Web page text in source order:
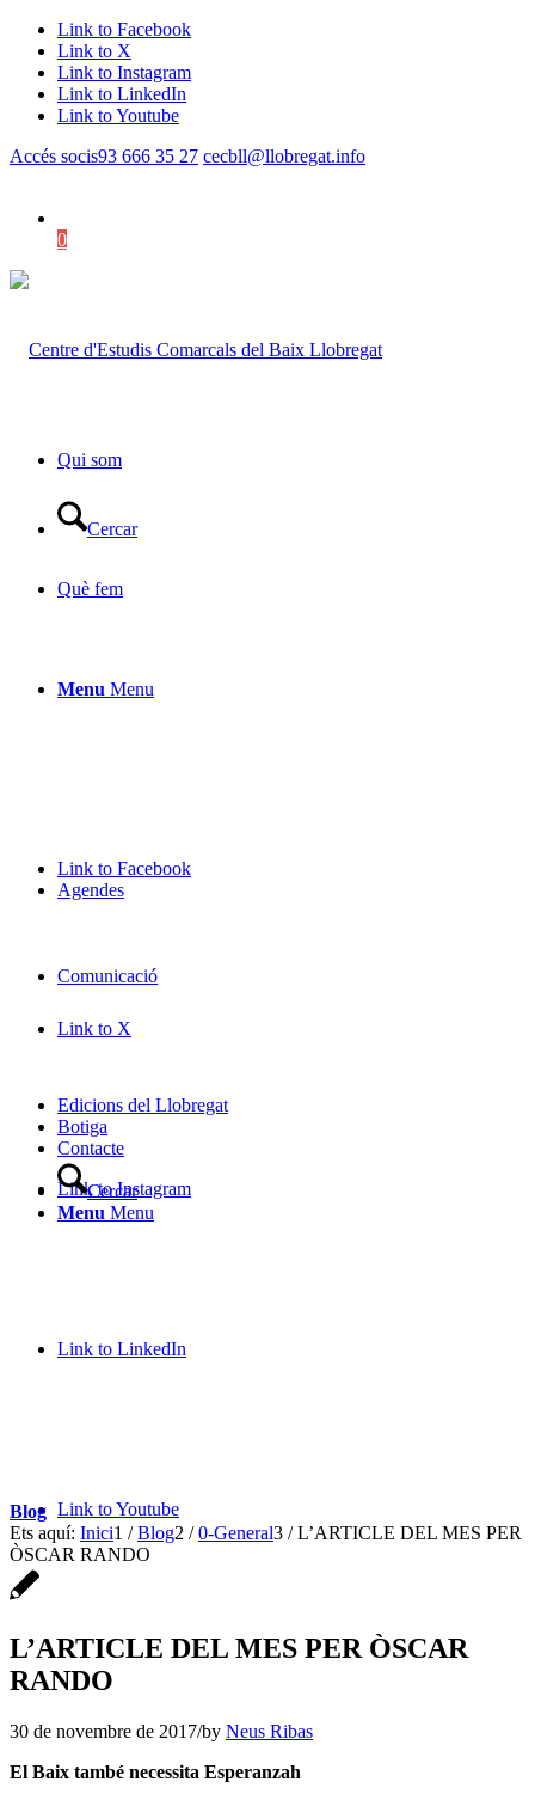
Link to Facebook
Link to X
Link to Instagram
Link to LinkedIn
Link to Youtube
Accés socis93 666 35 27 cecbll@llobregat.info
0
Cercar
Menu Menu
Link to Facebook
Link to X
Link to Instagram
Link to LinkedIn
Link to Youtube
Qui som
Què fem
Agendes
Comunicació
Edicions del Llobregat
Botiga
Contacte
Cercar
Menu Menu
Blog
Ets aquí: Inici1 / Blog2 / 0-General3 / L’ARTICLE DEL MES PER
ÒSCAR RANDO
L’ARTICLE DEL MES PER ÒSCAR
RANDO
30 de novembre de 2017/by Neus Ribas
El Baix també necessita Esperanzah